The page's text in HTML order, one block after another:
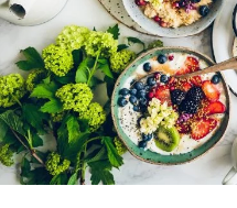
y
saludables